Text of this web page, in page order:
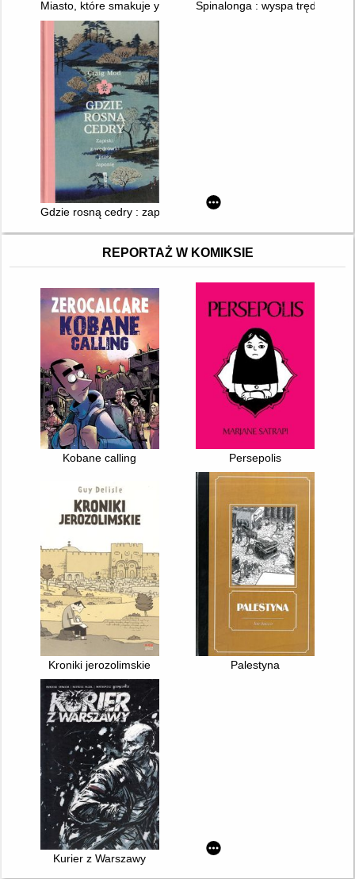
Miasto, które smakuje yerba mate : reportaż z Montevideo
Spinalonga : wyspa
Gdzie rosną cedry : zapiski z wędrówki przez Japonię
REPORTAŻ W KOMIKSIE
Kobane calling Persepolis
Kroniki jerozolimskie Palestyna
Kurier z Warszawy